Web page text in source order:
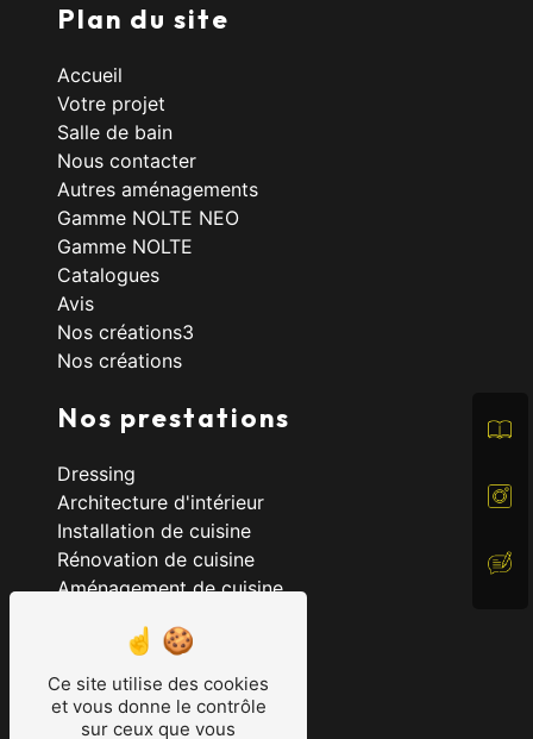
Plan du site
Accueil
Votre projet
Salle de bain
Nous contacter
Autres aménagements
Gamme NOLTE NEO
Gamme NOLTE
Catalogues
Avis
Nos créations3
Nos créations
Nos prestations
Dressing
Architecture d'intérieur
Installation de cuisine
Rénovation de cuisine
Aménagement de cuisine
Cuisine haut de gamme
Cuisine sur mesure
Ce site utilise des cookies
et vous donne le contrôle
sur ceux que vous